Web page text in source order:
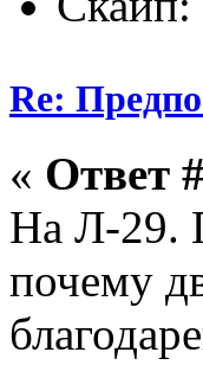
Re:
« Ответ
На Л-29.
почему